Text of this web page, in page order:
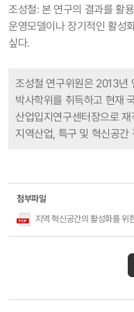
조성철: 본 연구의 결과를 활
운영모델이나 장기적인 활성
싶다.
조성철 연구위원은 2013년
박사학위를 취득하고 현재
산업입지연구센터장으로
지역산업, 특구 및 혁신공간
첨부파일
지역 혁신공간의 활성화를 위